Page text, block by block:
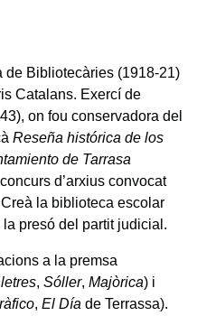
de Bibliotecàries (1918-21)
Catalans. Exercí de
on fou conservadora del
Reseña histórica de los
de Tarrasa
d’arxius convocat
la biblioteca escolar
la presó del partit judicial.
a la premsa
, Sóller, Majòrica) i
, El Día de Terrassa).